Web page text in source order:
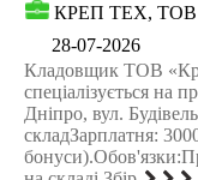
КРЕП ТЕХ, ТОВ
28-07-2026
Кладовщик ТОВ
спеціалізується на
Дніпро, вул.
складЗарплатня: